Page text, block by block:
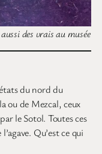
des vrais au musée
du nord du
ou de Mezcal, ceux
le Sotol. Toutes ces
Qu’est ce qui